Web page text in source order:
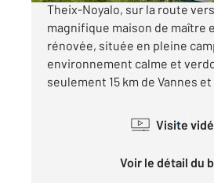
Theix-Noyalo, sur la route
magnifique maison de maître
rénovée, située en pleine
environnement calme et
seulement 15 km de Vannes et
Visite
Voir le détail du